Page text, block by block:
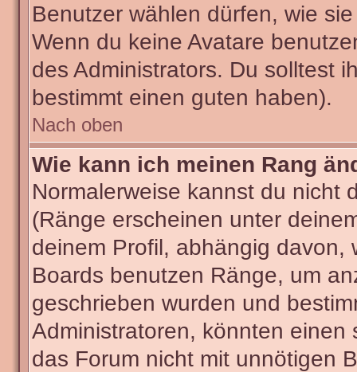
Benutzer wählen dürfen, wie
Wenn du keine Avatare
des Administrators. Du solltest
bestimmt einen guten haben).
Nach oben
Wie kann ich meinen Rang
Normalerweise kannst du nicht
(Ränge erscheinen unter
deinem Profil, abhängig
Boards benutzen Ränge, um
geschrieben wurden und
Administratoren, könnten
das Forum nicht mit unnötigen